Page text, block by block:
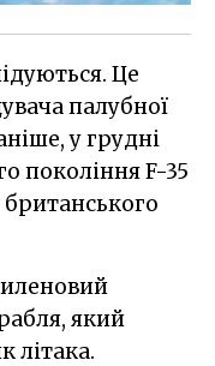
Це
палубної
у грудні
покоління F-35
британського
який
літака.